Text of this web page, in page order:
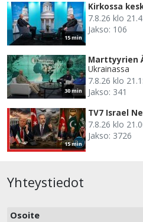
15 min
Kirkossa
7.8.26 klo
Jakso: 106
30 min
Marttyyrien
Ukrainassa
7.8.26 klo
Jakso: 341
15 min
TV7 Israel
7.8.26 klo
Jakso: 3726
Yhteystiedot
Osoite